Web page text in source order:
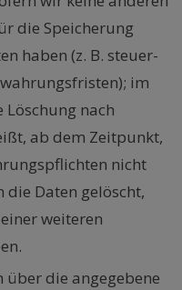
die Speicherung
haben (z. B. steuer-
im
nach
ab dem Zeitpunkt,
nicht
die Daten gelöscht,
weiteren
über die angegebene